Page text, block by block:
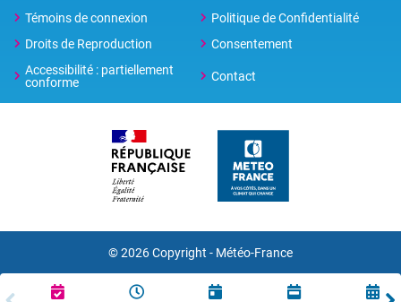
Témoins de connexion
Politique de Confidentialité
Droits de Reproduction
Consentement
Accessibilité : partiellement
conforme
Contact
© 2026 Copyright - Météo-France